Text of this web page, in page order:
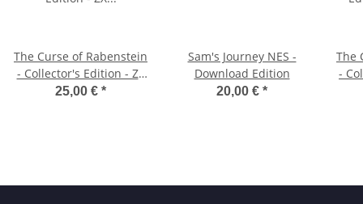
The Curse of Rabenstein
- Collector's Edition - ZX
Spectrum Next
25,00 € *
Sam's Journey NES -
Download Edition
20,00 € *
The
-